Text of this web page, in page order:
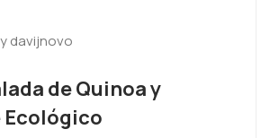
davijnovo
de Quinoa y